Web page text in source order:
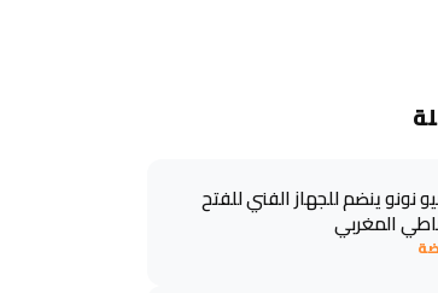
نونو ينضم للجهاز الفني للفتح
المغربي